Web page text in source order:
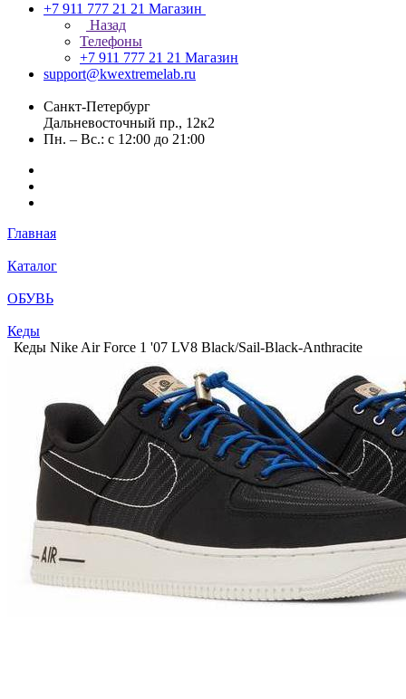
+7 911 777 21 21 Магазин
Назад
Телефоны
+7 911 777 21 21 Магазин
support@kwextremelab.ru
Санкт-Петербург
Дальневосточный пр., 12к2
Пн. – Вс.: с 12:00 до 21:00
Главная
Каталог
ОБУВЬ
Кеды
Кеды Nike Air Force 1 '07 LV8 Black/Sail-Black-Anthracite